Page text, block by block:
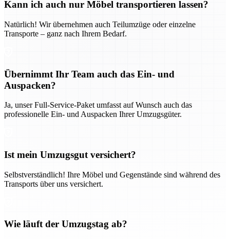
Kann ich auch nur Möbel transportieren lassen?
Natürlich! Wir übernehmen auch Teilumzüge oder einzelne
Transporte – ganz nach Ihrem Bedarf.
Übernimmt Ihr Team auch das Ein- und
Auspacken?
Ja, unser Full-Service-Paket umfasst auf Wunsch auch das
professionelle Ein- und Auspacken Ihrer Umzugsgüter.
Ist mein Umzugsgut versichert?
Selbstverständlich! Ihre Möbel und Gegenstände sind während des
Transports über uns versichert.
Wie läuft der Umzugstag ab?